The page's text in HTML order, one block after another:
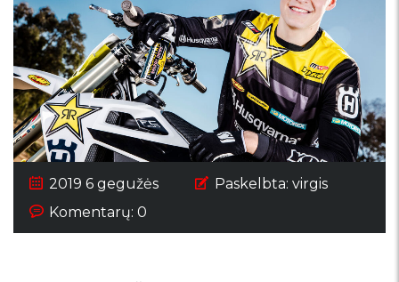
2019 6 gegužės Paskelbta: virgis
Komentarų: 0